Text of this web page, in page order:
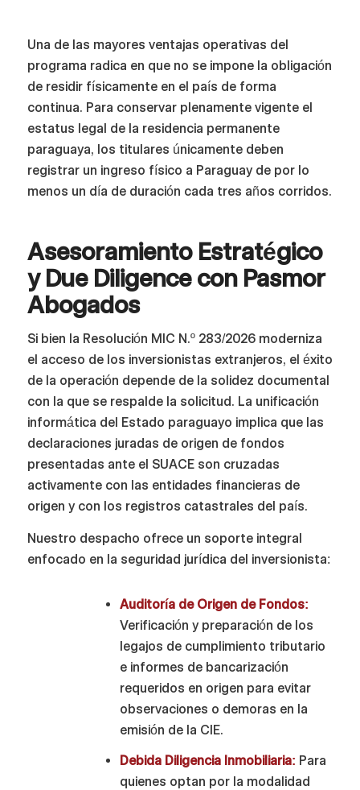
Una de las mayores ventajas operativas del
programa radica en que no se impone la obligación
de residir físicamente en el país de forma
continua. Para conservar plenamente vigente el
estatus legal de la residencia permanente
paraguaya, los titulares únicamente deben
registrar un ingreso físico a Paraguay de por lo
menos un día de duración cada tres años corridos.
Asesoramiento Estratégico
y Due Diligence con Pasmor
Abogados
Si bien la Resolución MIC N.º 283/2026 moderniza
el acceso de los inversionistas extranjeros, el éxito
de la operación depende de la solidez documental
con la que se respalde la solicitud. La unificación
informática del Estado paraguayo implica que las
declaraciones juradas de origen de fondos
presentadas ante el SUACE son cruzadas
activamente con las entidades financieras de
origen y con los registros catastrales del país.
Nuestro despacho ofrece un soporte integral
enfocado en la seguridad jurídica del inversionista:
Auditoría de Origen de Fondos:
Verificación y preparación de los
legajos de cumplimiento tributario
e informes de bancarización
requeridos en origen para evitar
observaciones o demoras en la
emisión de la CIE.
Debida Diligencia Inmobiliaria: Para
quienes optan por la modalidad